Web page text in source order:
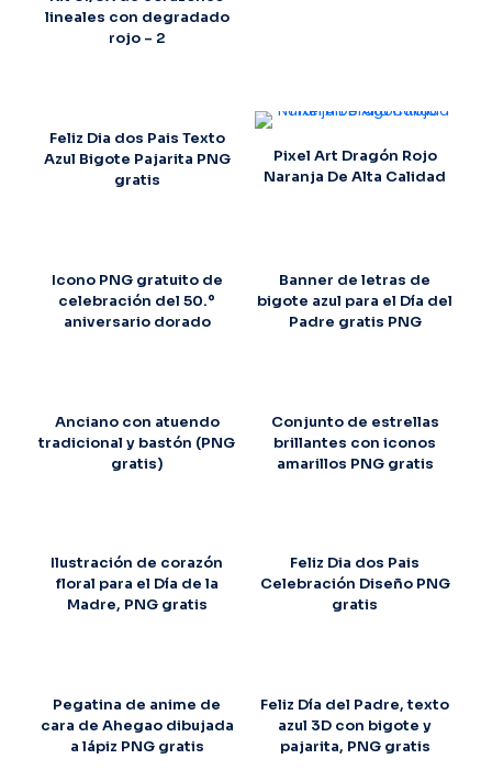
lineales con degradado
rojo – 2
Feliz Dia dos Pais Texto
Azul Bigote Pajarita PNG
gratis
Pixel Art Dragón Rojo
Naranja De Alta Calidad
Icono PNG gratuito de
celebración del 50.º
aniversario dorado
Banner de letras de
bigote azul para el Día del
Padre gratis PNG
Anciano con atuendo
tradicional y bastón (PNG
gratis)
Conjunto de estrellas
brillantes con iconos
amarillos PNG gratis
Ilustración de corazón
floral para el Día de la
Madre, PNG gratis
Feliz Dia dos Pais
Celebración Diseño PNG
gratis
Pegatina de anime de
cara de Ahegao dibujada
a lápiz PNG gratis
Feliz Día del Padre, texto
azul 3D con bigote y
pajarita, PNG gratis